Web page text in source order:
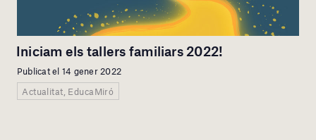
Iniciam els tallers familiars 2022!
Publicat el 14 gener 2022
Actualitat, EducaMiró